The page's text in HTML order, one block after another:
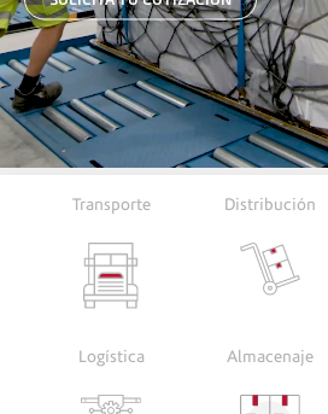
Transporte Distribución
Logística Almacenaje